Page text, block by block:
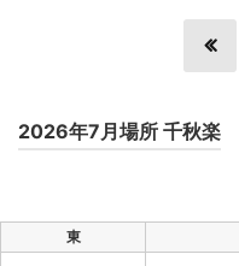
2026年7月場所 千秋楽
東